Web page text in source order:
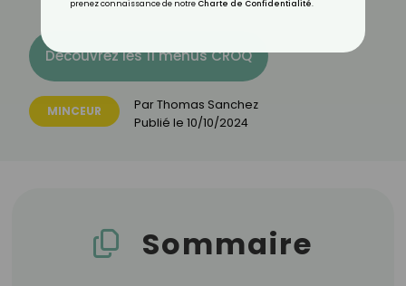
Découvrez les 11 menus CROQ
MINCEUR ParThomas Sanchez
Publié le 10/10/2024
Sommaire
prenez connaissance de notre Charte de Confidentialité.